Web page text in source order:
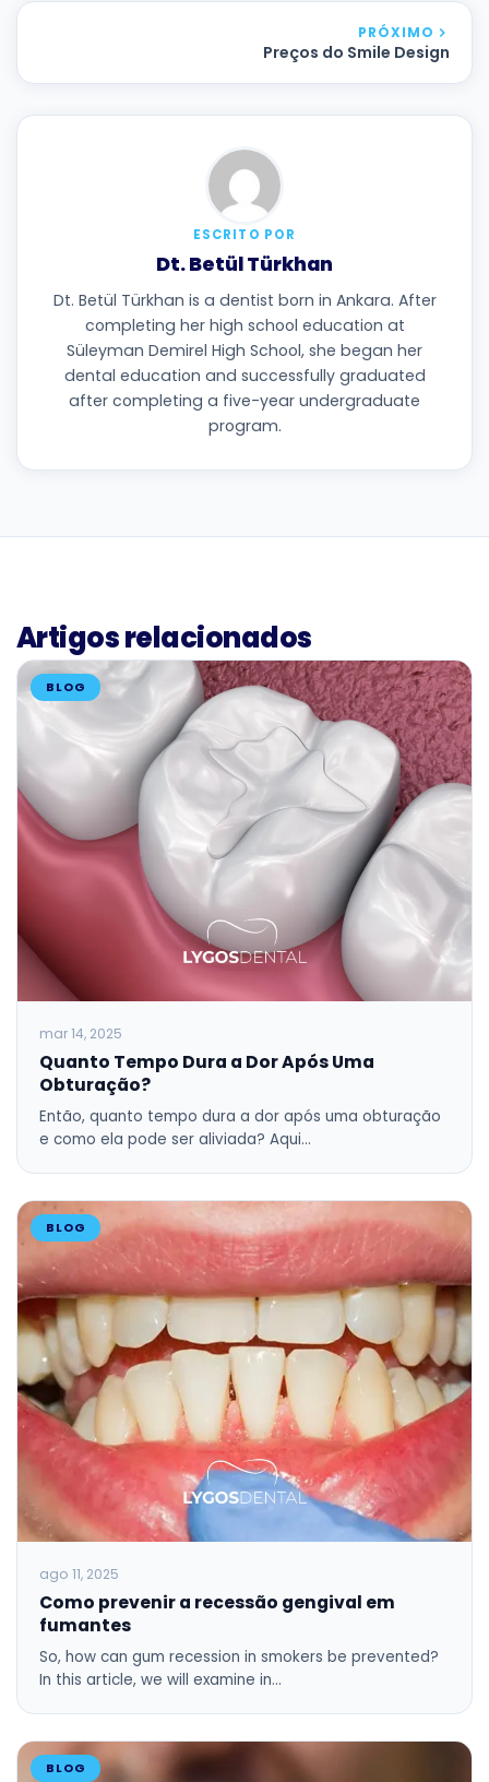
PRÓXIMO
Preços do Smile Design
ESCRITO POR
Dt. Betül Türkhan
Dt. Betül Türkhan is a dentist born in Ankara. After
completing her high school education at
Süleyman Demirel High School, she began her
dental education and successfully graduated
after completing a five-year undergraduate
program.
Artigos relacionados
BLOG
mar 14, 2025
Quanto Tempo Dura a Dor Após Uma
Obturação?
Então, quanto tempo dura a dor após uma obturação
e como ela pode ser aliviada? Aqui…
BLOG
ago 11, 2025
Como prevenir a recessão gengival em
fumantes
So, how can gum recession in smokers be prevented?
In this article, we will examine in…
BLOG